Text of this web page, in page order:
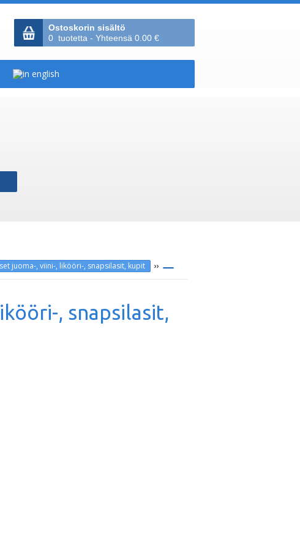
Ostoskorin sisältö
0 tuotetta - Yhteensä 0.00 €
juoma-, viini-, likööri-, snapsilasit, kupit ››
, snapsilasit,